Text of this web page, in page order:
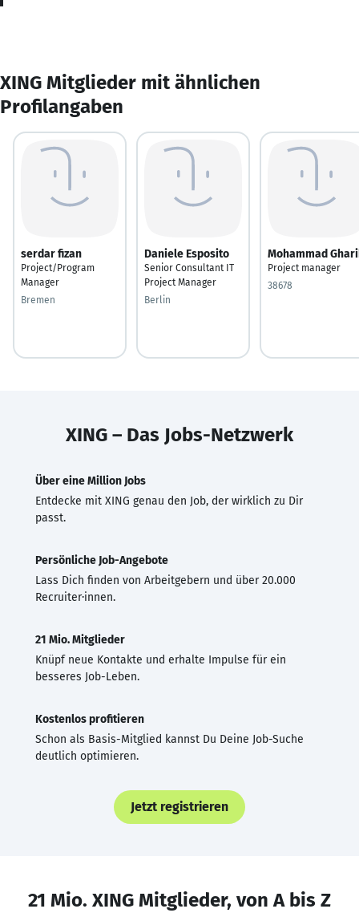
XING Mitglieder mit ähnlichen
Profilangaben
serdar fizan
Project/Program
Manager
Bremen
Daniele Esposito
Senior Consultant IT
Project Manager
Berlin
Mohammad
Project manager
38678
XING – Das Jobs-Netzwerk
Über eine Million Jobs
Entdecke mit XING genau den Job, der wirklich zu Dir
passt.
Persönliche Job-Angebote
Lass Dich finden von Arbeitgebern und über 20.000
Recruiter·innen.
21 Mio. Mitglieder
Knüpf neue Kontakte und erhalte Impulse für ein
besseres Job-Leben.
Kostenlos profitieren
Schon als Basis-Mitglied kannst Du Deine Job-Suche
deutlich optimieren.
Jetzt registrieren
21 Mio. XING Mitglieder, von A bis Z